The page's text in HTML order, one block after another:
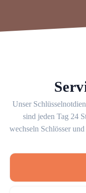
Unser
sind jeden Tag 24
wechseln Schlösser